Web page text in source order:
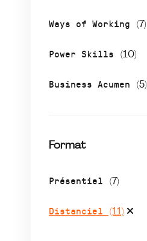
Ways of Working (7)
Power Skills (10)
Business Acumen (5)
Format
Présentiel (7)
Distanciel (11)